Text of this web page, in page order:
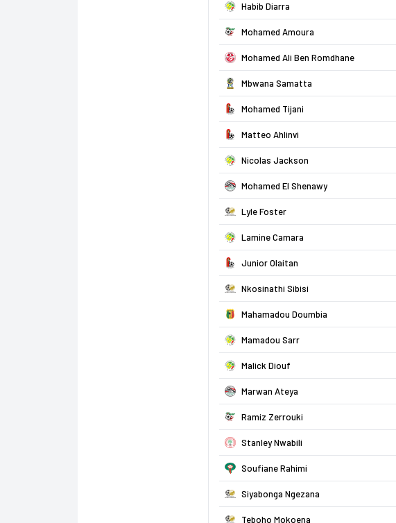
Habib Diarra
Mohamed Amoura
Mohamed Ali Ben Romdhane
Mbwana Samatta
Mohamed Tijani
Matteo Ahlinvi
Nicolas Jackson
Mohamed El Shenawy
Lyle Foster
Lamine Camara
Junior Olaitan
Nkosinathi Sibisi
Mahamadou Doumbia
Mamadou Sarr
Malick Diouf
Marwan Ateya
Ramiz Zerrouki
Stanley Nwabili
Soufiane Rahimi
Siyabonga Ngezana
Teboho Mokoena